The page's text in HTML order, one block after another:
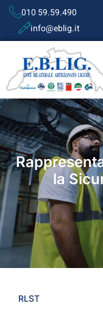
010 59.59.490
info@eblig.it
la
RLST